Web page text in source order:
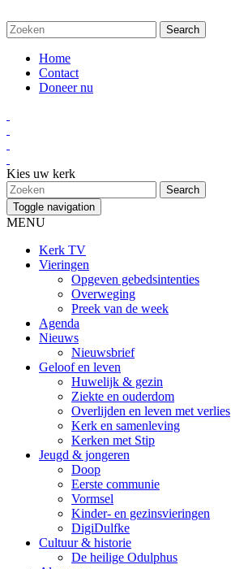
Home
Contact
Doneer nu
Kies uw kerk
Toggle navigation
MENU
Kerk TV
Vieringen
Opgeven gebedsintenties
Overweging
Preek van de week
Agenda
Nieuws
Nieuwsbrief
Geloof en leven
Huwelijk & gezin
Ziekte en ouderdom
Overlijden en leven met verlies
Kerk en samenleving
Kerken met Stip
Jeugd & jongeren
Doop
Eerste communie
Vormsel
Kinder- en gezinsvieringen
DigiDulfke
Cultuur & historie
De heilige Odulphus